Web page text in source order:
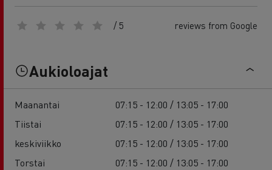
/ 5 reviews from Google
Aukioloajat
Maanantai
07:15 - 12:00 / 13:05 - 17:00
Tiistai
07:15 - 12:00 / 13:05 - 17:00
keskiviikko
07:15 - 12:00 / 13:05 - 17:00
Torstai
07:15 - 12:00 / 13:05 - 17:00